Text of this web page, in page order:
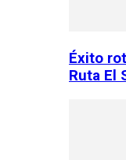
Éxito
Ruta El